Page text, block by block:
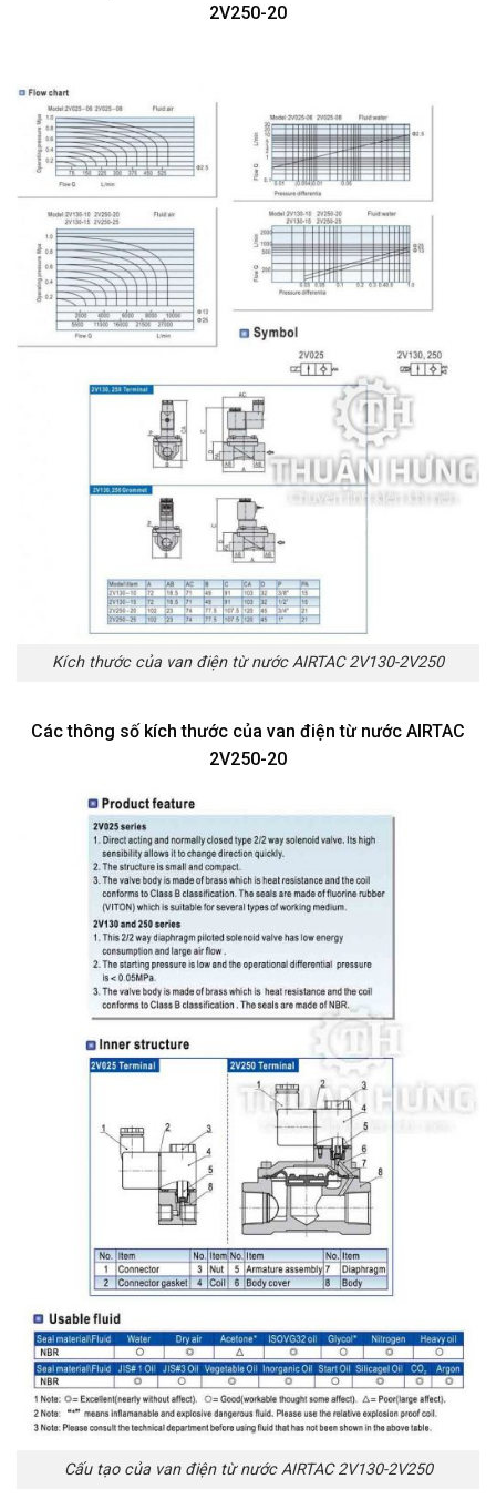
2V250-20
Kích thước của van điện từ nước AIRTAC 2V130-2V250
Các thông số kích thước của van điện từ nước AIRTAC
2V250-20
Cấu tạo của van điện từ nước AIRTAC 2V130-2V250